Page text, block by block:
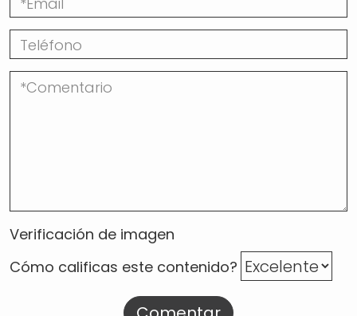
Verificación de imagen
Cómo calificas este contenido?